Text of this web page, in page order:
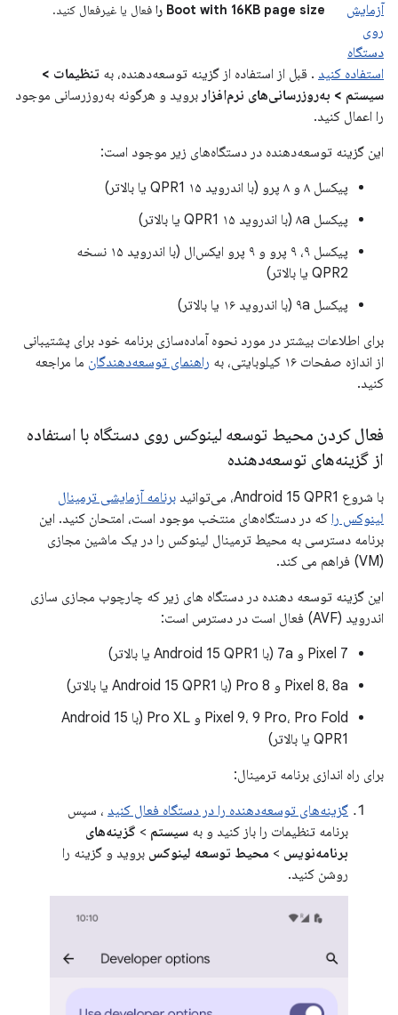
Boot with 16KB page size را
فعال یا غیرفعال کنید.
آزمایش
روی
دستگاه
استفاده کنید . قبل از استفاده از گزینه توسعه‌دهنده، به تنظیمات >
سیستم > به‌روزرسانی‌های نرم‌افزار بروید و هرگونه به‌روزرسانی موجود
را اعمال کنید.
این گزینه توسعه‌دهنده در دستگاه‌های زیر موجود است:
پیکسل ۸ و ۸ پرو (با اندروید ۱۵ QPR1 یا بالاتر)
پیکسل ۸a (با اندروید ۱۵ QPR1 یا بالاتر)
پیکسل ۹، ۹ پرو و ​​۹ پرو ایکس‌ال (با اندروید ۱۵ نسخه
QPR2 یا بالاتر)
پیکسل ۹a (با اندروید ۱۶ یا بالاتر)
برای اطلاعات بیشتر در مورد نحوه آماده‌سازی برنامه خود برای پشتیبانی
از اندازه صفحات ۱۶ کیلوبایتی، به
راهنمای توسعه‌دهندگان ما مراجعه
کنید.
فعال کردن محیط توسعه لینوکس روی دستگاه با استفاده
از گزینه‌های توسعه‌دهنده
با شروع Android 15 QPR1، می‌توانید
برنامه آزمایشی ترمینال
لینوکس را که در دستگاه‌های منتخب موجود است، امتحان کنید. این
برنامه دسترسی به محیط ترمینال لینوکس را در یک ماشین مجازی
(VM) فراهم می کند.
این گزینه توسعه دهنده در دستگاه های زیر که چارچوب مجازی سازی
اندروید (AVF) فعال است در دسترس است:
Pixel 7 و 7a (با Android 15 QPR1 یا بالاتر)
Pixel 8، 8a و 8 Pro (با Android 15 QPR1 یا بالاتر)
Pixel 9، 9 Pro، Pro Fold و Pro XL (با Android 15
QPR1 یا بالاتر)
برای راه اندازی برنامه ترمینال:
گزینه‌های توسعه‌دهنده را در دستگاه فعال کنید ، سپس
برنامه تنظیمات را باز کنید و به سیستم > گزینه‌های
برنامه‌نویس > محیط توسعه لینوکس بروید و گزینه را
روشن کنید.